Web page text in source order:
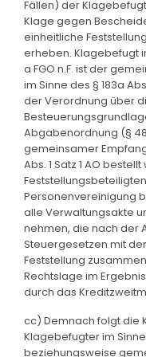
Fällen) der
Klage gegen
einheitliche
erheben. Klagebefugt
a FGO n.F. ist der
im Sinne des § 183a
der Verordnung über
Abgabenordnung (§ 48
gemeinsamer
Abs. 1 Satz 1 AO
Personenvereinigung
alle Verwaltungsakte
nehmen, die nach der
Steuergesetzen mit
Feststellung
Rechtslage im
durch das
cc) Demnach folgt die
Klagebefugter im Sinne
beziehungsweise